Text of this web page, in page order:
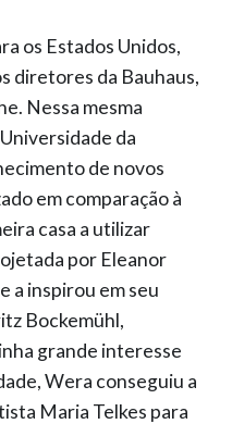
os Estados Unidos,
diretores da Bauhaus,
Nessa mesma
da
de novos
em comparação à
casa a utilizar
por Eleanor
a inspirou em seu
Bockemühl,
grande interesse
Wera conseguiu a
Maria Telkes para